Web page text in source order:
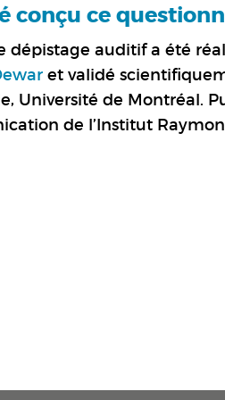
conçu ce
dépistage auditif a été
et validé
Université de Montréal.
de l’Institut